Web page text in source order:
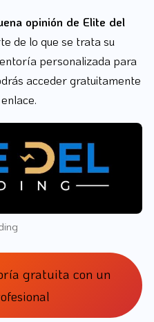
opinión de Elite del
de lo que se trata su
personalizada para
acceder gratuitamente
gratuita con un